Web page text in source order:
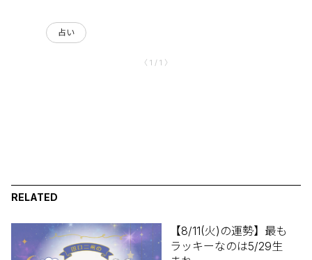
占い
〈 1 / 1 〉
RELATED
【8/11(火)の運勢】最も
ラッキーなのは5/29生